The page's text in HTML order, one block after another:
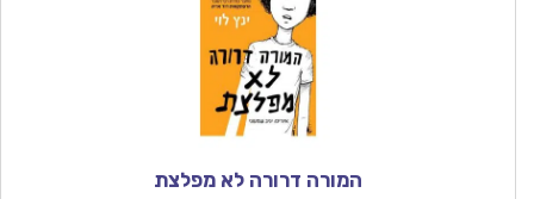
המורה דרורה לא מפלצת